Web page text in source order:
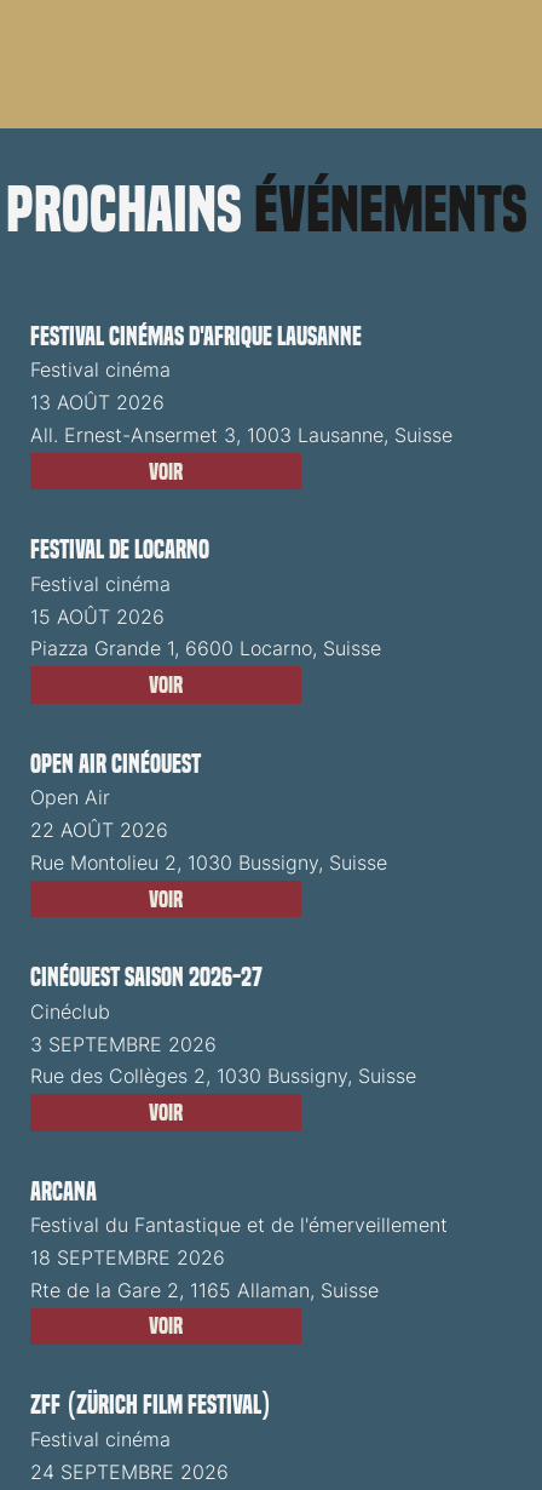
prochains événements
Festival cinémas d'Afrique Lausanne
Festival cinéma
13 AOÛT 2026
All. Ernest-Ansermet 3, 1003 Lausanne, Suisse
Voir
Festival de Locarno
Festival cinéma
15 AOÛT 2026
Piazza Grande 1, 6600 Locarno, Suisse
Voir
Open Air CinéOuest
Open Air
22 AOÛT 2026
Rue Montolieu 2, 1030 Bussigny, Suisse
Voir
CinéOuest Saison 2026-27
Cinéclub
3 SEPTEMBRE 2026
Rue des Collèges 2, 1030 Bussigny, Suisse
Voir
ARCANA
Festival du Fantastique et de l'émerveillement
18 SEPTEMBRE 2026
Rte de la Gare 2, 1165 Allaman, Suisse
Voir
ZFF (Zürich Film Festival)
Festival cinéma
24 SEPTEMBRE 2026